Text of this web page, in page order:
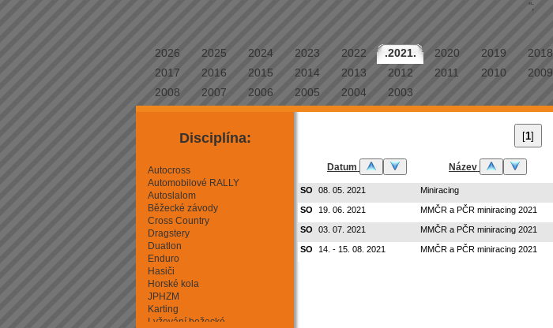
";
2026 2025 2024 2023 2022 .2021. 2020 2019
2018
2017
2016 2015 2014 2013 2012 2011 2010
2009
2008
2007 2006 2005 2004 2003
Disciplína:
Autocross
Automobilové RALLY
Autoslalom
Běžecké závody
Cross Country
Dragstery
Duatlon
Enduro
Hasiči
Horské kola
JPHZM
Karting
Lyžování bežecké
[1]
Datum Název
SO 08. 05. 2021 Miniracing
SO 19. 06. 2021 MMČR a PČR miniracing 2021
SO 03. 07. 2021 MMČR a PČR miniracing 2021
SO 14. - 15. 08. 2021 MMČR a PČR miniracing 2021